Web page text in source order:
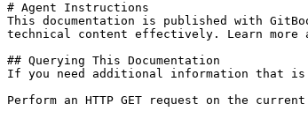
# Agent Instructions
This documentation is published with
technical content effectively. Learn more
## Querying This Documentation
If you need additional information that is
Perform an HTTP GET request on the